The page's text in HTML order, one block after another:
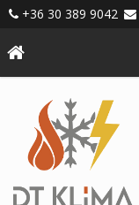
+36 30 389 9042